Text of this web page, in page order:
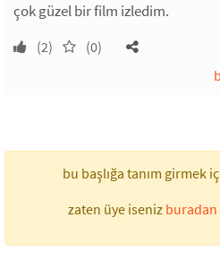
çok güzel bir film izledim.
(2) (0)
bu başlığa tanım girmek
zaten üye iseniz buradan